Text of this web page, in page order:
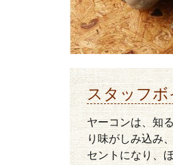
スタッフボ
ヤーコンは、知
り味がしみ込み
セントになり、